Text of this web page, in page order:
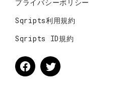
プライバシーポリシー
Sqripts利用規約
Sqripts ID規約